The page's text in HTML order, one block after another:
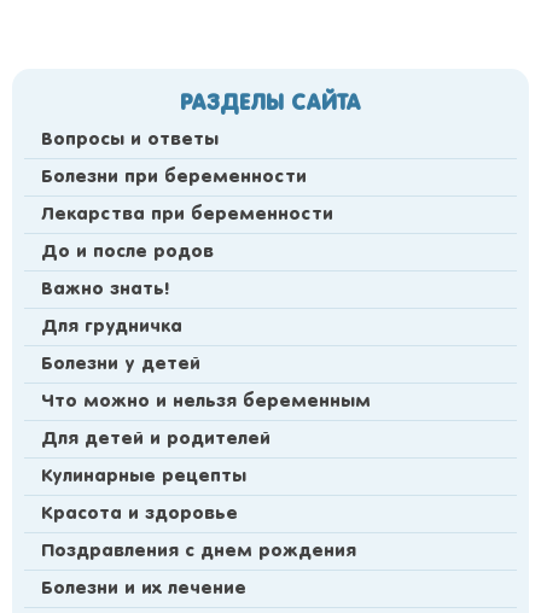
РАЗДЕЛЫ САЙТА
Вопросы и ответы
Болезни при беременности
Лекарства при беременности
До и после родов
Важно знать!
Для грудничка
Болезни у детей
Что можно и нельзя беременным
Для детей и родителей
Кулинарные рецепты
Красота и здоровье
Поздравления с днем рождения
Болезни и их лечение